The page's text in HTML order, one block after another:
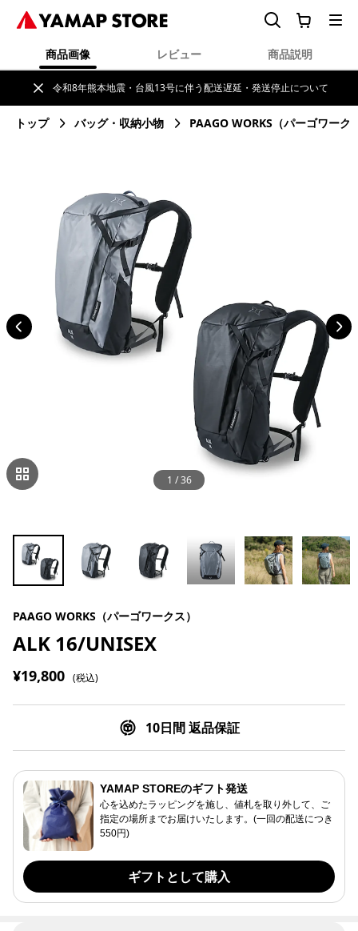
令和8年熊本地震・台風13号に伴う配送遅延・発送停止について
トップ バッグ・収納小物 PAAGO WORKS（パーゴワーク
商品画像 レビュー 商品説明
1 /36
PAAGO WORKS（パーゴワークス）
ALK 16/UNISEX
¥19,800 (税込)
10日間 返品保証
YAMAP STOREのギフト発送
心を込めたラッピングを施し、値札を取り外して、ご
指定の場所までお届けいたします。(一回の配送につき
550円)
ギフトとして購入